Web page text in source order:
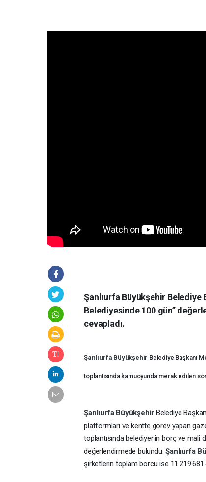
Şanlıurfa Büyükşehir Belediye
Belediyesinde 100 gün’’
cevapladı.
Şanlıurfa Büyükşehir Belediye Başkanı
toplantısında kamuoyunda merak edilen
Şanlıurfa BüyükşehirBelediye
platformları ve kentte görev yapan
toplantısında belediyenin borç ve
değerlendirmede bulundu.Şanlıurfa
şirketlerin toplam borcu ise